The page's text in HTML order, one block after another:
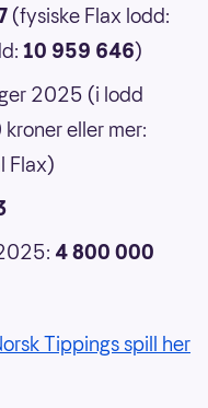
(fysiske Flax lodd:
10 959 646)
2025 (i lodd
eller mer:
Flax)
4 800 000
Tippings spill her